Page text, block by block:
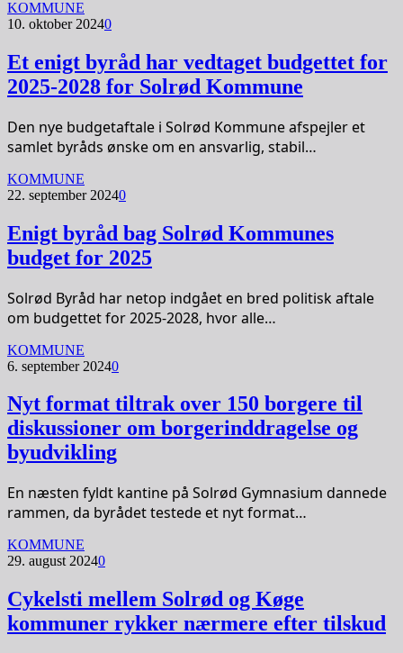
KOMMUNE
10. oktober 20240
Et enigt byråd har vedtaget budgettet for
2025-2028 for Solrød Kommune
Den nye budgetaftale i Solrød Kommune afspejler et
samlet byråds ønske om en ansvarlig, stabil…
KOMMUNE
22. september 20240
Enigt byråd bag Solrød Kommunes
budget for 2025
Solrød Byråd har netop indgået en bred politisk aftale
om budgettet for 2025-2028, hvor alle…
KOMMUNE
6. september 20240
Nyt format tiltrak over 150 borgere til
diskussioner om borgerinddragelse og
byudvikling
En næsten fyldt kantine på Solrød Gymnasium dannede
rammen, da byrådet testede et nyt format…
KOMMUNE
29. august 20240
Cykelsti mellem Solrød og Køge
kommuner rykker nærmere efter tilskud